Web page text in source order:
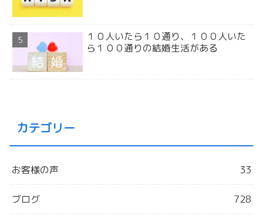
１０人いたら１０通り、１００人いた
ら１００通りの結婚生活がある
カテゴリー
お客様の声 33
ブログ 728